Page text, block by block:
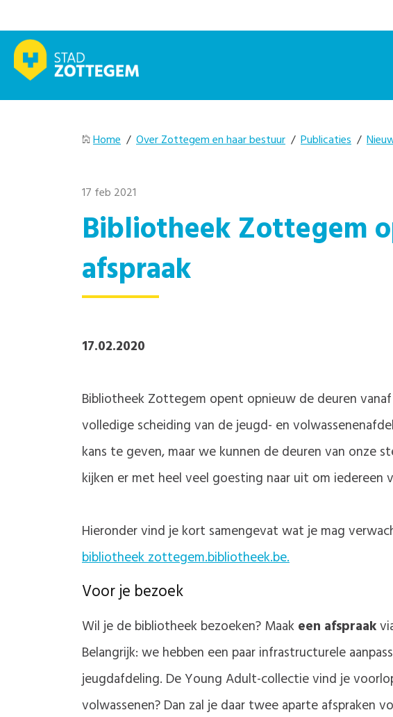
Home / Over Zottegem en haar bestuur / Publicaties /
17 feb 2021
Bibliotheek Zottegem
afspraak
17.02.2020
Bibliotheek Zottegem opent opnieuw de deuren
volledige scheiding van de jeugd- en
kans te geven, maar we kunnen de deuren van onze
kijken er met heel veel goesting naar uit om iedereen
Hieronder vind je kort samengevat wat je mag
bibliotheek zottegem.bibliotheek.be.
Voor je bezoek
Wil je de bibliotheek bezoeken? Maak een afspraak
Belangrijk: we hebben een paar infrastructurele
jeugdafdeling. De Young Adult-collectie vind je
volwassenen? Dan zal je daar twee aparte afspraken